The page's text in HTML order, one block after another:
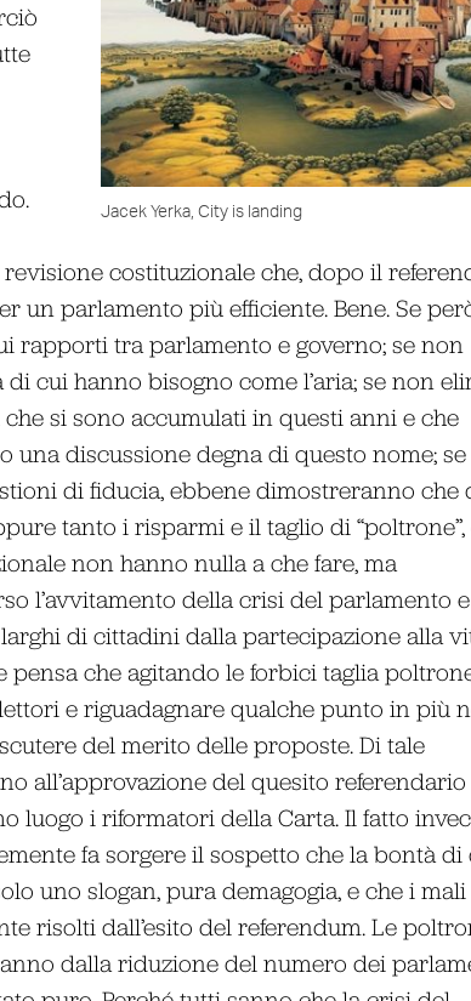
Jacek Yerka, City is landing
costituzionale che, dopo il
un parlamento più efficiente. Bene. Se
rapporti tra parlamento e governo; se non
cui hanno bisogno come l’aria; se non
si sono accumulati in questi anni e che
discussione degna di questo nome;
di fiducia, ebbene dimostreranno che
tanto i risparmi e il taglio di “poltrone”,
non hanno nulla a che fare, ma
l’avvitamento della crisi del parlamento e
di cittadini dalla partecipazione alla
pensa che agitando le forbici taglia
e riguadagnare qualche punto in più
del merito delle proposte. Di tale
all’approvazione del quesito referendario
luogo i riformatori della Carta. Il fatto
fa sorgere il sospetto che la bontà di
uno slogan, pura demagogia, e che i mali
risolti dall’esito del referendum. Le
dalla riduzione del numero dei